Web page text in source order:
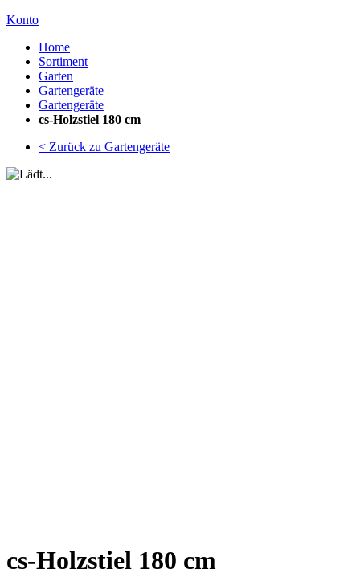
Konto
Home
Sortiment
Garten
Gartengeräte
Gartengeräte
cs-Holzstiel 180 cm
< Zurück zu Gartengeräte
cs-Holzstiel 180 cm